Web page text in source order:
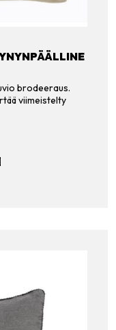
brodeeraus.
viimeistelty